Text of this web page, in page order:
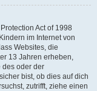
Act of 1998
im Internet von
Websites, die
13 Jahren erheben,
des oder der
bist, ob dies auf dich
zutrifft, ziehe einen